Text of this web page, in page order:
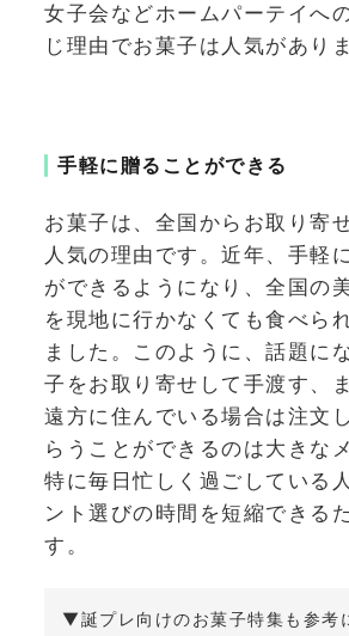
女子会などホームパーテイへ
じ理由でお菓子は人気がありま
手軽に贈ることができる
お菓子は、全国からお取り寄
人気の理由です。近年、手軽
ができるようになり、全国の
を現地に行かなくても食べら
ました。このように、話題に
子をお取り寄せして手渡す、
遠方に住んでいる場合は注文
らうことができるのは大きな
特に毎日忙しく過ごしている
ント選びの時間を短縮できる
す。
▼誕プレ向けのお菓子特集も参考